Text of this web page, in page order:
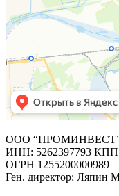
ООО
ИНН: 5262397793 КПП:
ОГРН 1255200000989
Ген. директор: Ляпин